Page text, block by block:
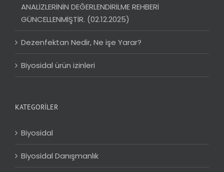
ANALİZLERİNİN DEĞERLENDİRİLME REHBERİ
GÜNCELLENMİŞTİR. (02.12.2025)
Dezenfektan Nedir, Ne işe Yarar?
Biyosidal ürün izinleri
KATEGORILER
Biyosidal
Biyosidal Danışmanlık